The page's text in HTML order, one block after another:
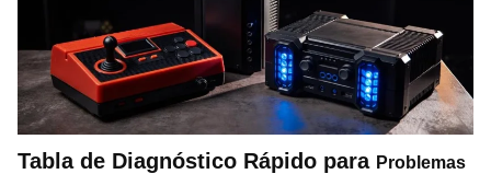
Tabla de Diagnóstico Rápido para Problemas